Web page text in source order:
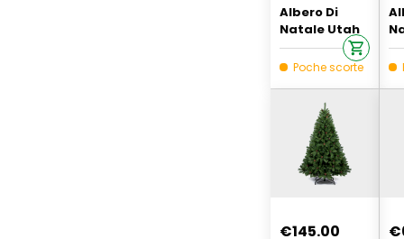
Albero Di
Natale Utah
210 Cm Con
350 Luci Led
Poche scorte
€145.00